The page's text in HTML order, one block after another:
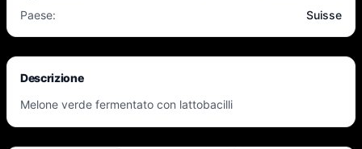
Paese: Suisse
Descrizione
Melone verde fermentato con lattobacilli